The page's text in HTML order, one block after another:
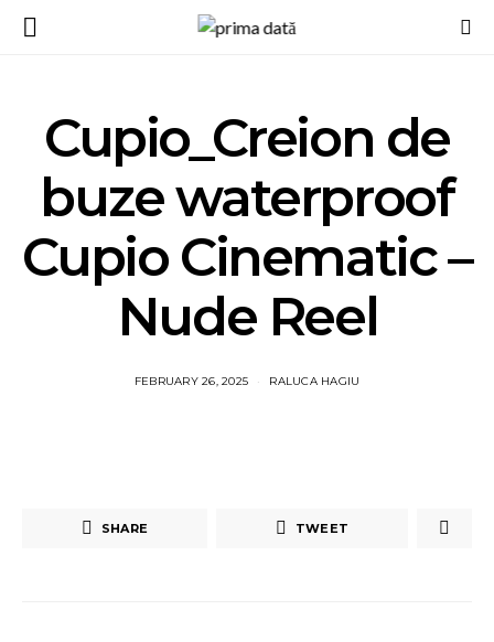
Cupio_Creion de
buze waterproof
Cupio Cinematic –
Nude Reel
FEBRUARY 26, 2025 RALUCA HAGIU
SHARE TWEET